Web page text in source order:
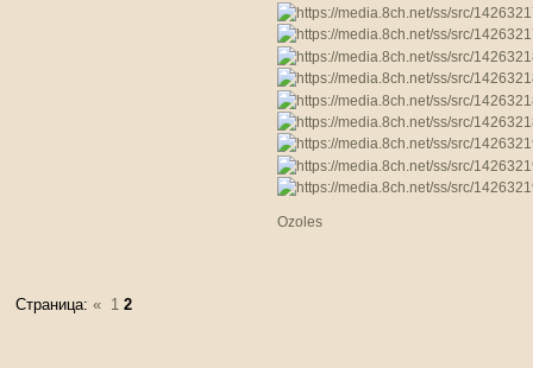
Ozoles
Страница: « 1 2